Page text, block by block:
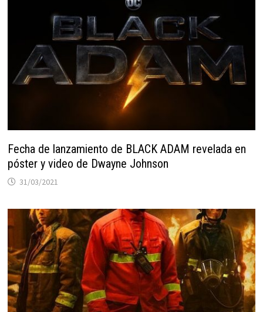
Fecha de lanzamiento de BLACK ADAM revelada en
póster y video de Dwayne Johnson
31/03/2021